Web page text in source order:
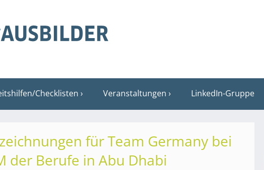
Checklisten Veranstaltungen LinkedIn-Gruppe
für Team Germany bei
der Berufe in Abu Dhabi